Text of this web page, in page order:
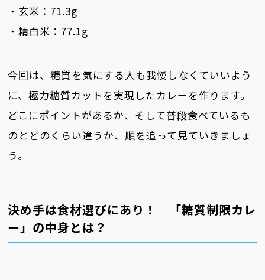
・玄米：71.3g
・精白米：77.1g
今回は、糖質を気にする人も我慢しなくていいよう
に、極力糖質カットを実現したカレーを作ります。
どこにポイントがあるか、そして普段食べているも
のとどのくらい違うか、順を追って見ていきましょ
う。
決め手は食材選びにあり！ 「糖質制限カレ
ー」の中身とは？